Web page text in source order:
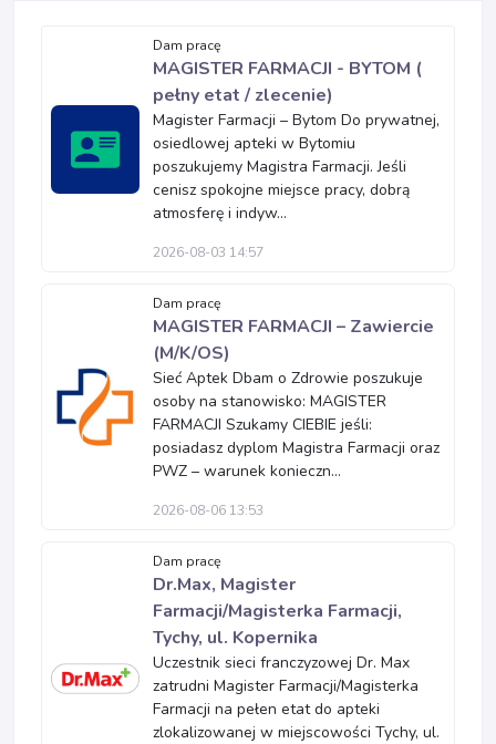
Dam pracę
MAGISTER FARMACJI - BYTOM (
pełny etat / zlecenie)
Magister Farmacji – Bytom Do prywatnej,
osiedlowej apteki w Bytomiu
poszukujemy Magistra Farmacji. Jeśli
cenisz spokojne miejsce pracy, dobrą
atmosferę i indyw...
2026-08-03 14:57
Dam pracę
MAGISTER FARMACJI – Zawiercie
(M/K/OS)
Sieć Aptek Dbam o Zdrowie poszukuje
osoby na stanowisko: MAGISTER
FARMACJI Szukamy CIEBIE jeśli:
posiadasz dyplom Magistra Farmacji oraz
PWZ – warunek konieczn...
2026-08-06 13:53
Dam pracę
Dr.Max, Magister
Farmacji/Magisterka Farmacji,
Tychy, ul. Kopernika
Uczestnik sieci franczyzowej Dr. Max
zatrudni Magister Farmacji/Magisterka
Farmacji na pełen etat do apteki
zlokalizowanej w miejscowości Tychy, ul.